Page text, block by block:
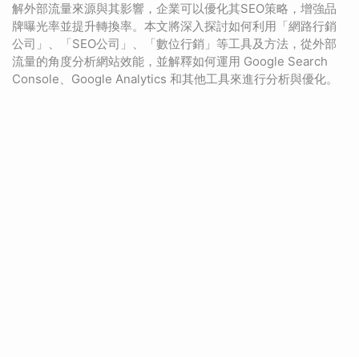
解外部流量來源與其影響，企業可以優化其SEO策略，增強品
牌曝光率並提升轉換率。本文將深入探討如何利用「網路行銷
公司」、「SEO公司」、「數位行銷」等工具及方法，從外部
流量的角度分析網站效能，並解釋如何運用 Google Search
Console、Google Analytics 和其他工具來進行分析與優化。